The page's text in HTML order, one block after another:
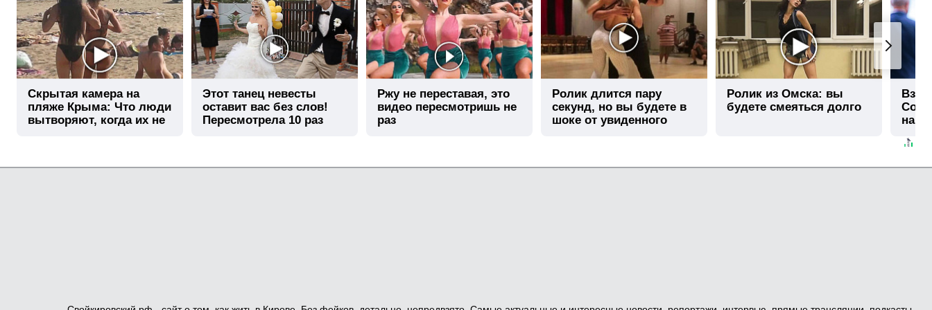
Скрытая камера на
пляже Крыма: Что люди
вытворяют, когда их не
Этот танец невесты
оставит вас без слов!
Пересмотрела 10 раз
Ржу не переставая, это
видео пересмотришь не
раз
Ролик длится пару
секунд, но вы будете в
шоке от увиденного
Ролик из Омска: вы
будете смеяться долго